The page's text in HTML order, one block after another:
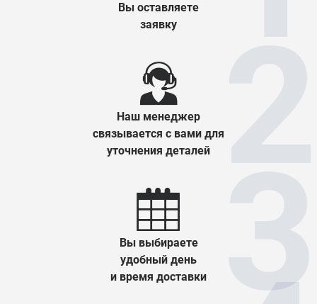
Вы оставляете
заявку
Наш менеджер
связывается с вами для
уточнения деталей
Вы выбираете
удобный день
и время доставки